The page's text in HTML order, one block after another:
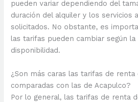
pueden variar dependiendo del
duración del alquiler y los servicios
solicitados. No obstante, es
las tarifas pueden cambiar según
disponibilidad.
¿Son más caras las tarifas de renta
comparadas con las de Acapulco?
Por lo general, las tarifas de renta